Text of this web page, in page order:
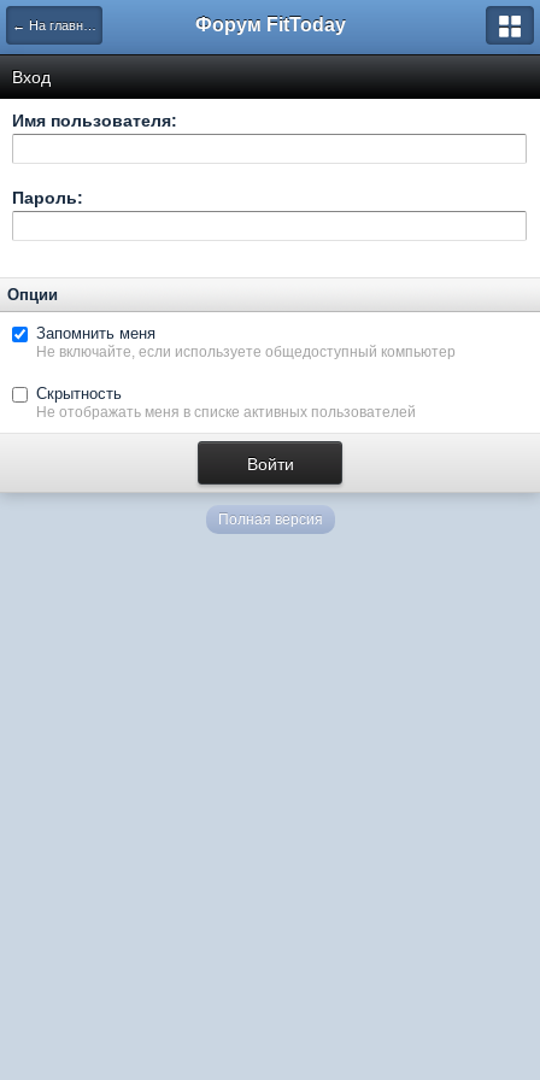
← На главную Форум FitToday
Вход
Имя пользователя:
Пароль:
Опции
Запомнить меня
Не включайте, если используете общедоступный компьютер
Скрытность
Не отображать меня в списке активных пользователей
Полная версия